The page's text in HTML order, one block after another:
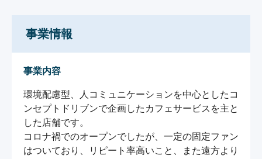
事業情報
事業内容
環境配慮型、人コミュニケーションを中心としたコ
ンセプトドリブンで企画したカフェサービスを主と
した店舗です。
コロナ禍でのオープンでしたが、一定の固定ファン
はついており、リピート率高いこと、また遠方より